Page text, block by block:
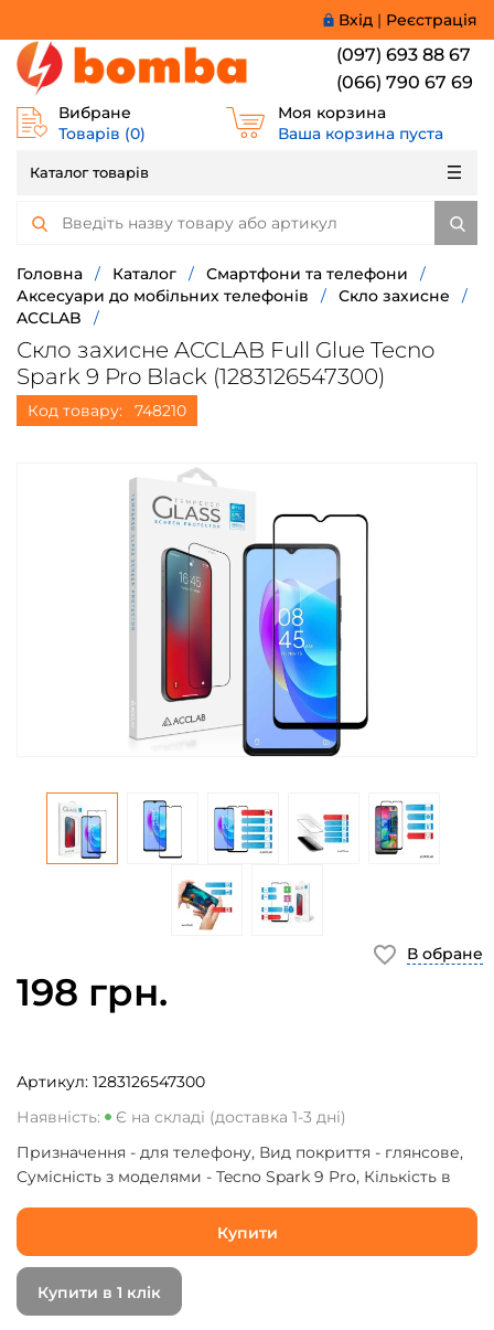
Вхід | Реєстрація
(097) 693 88 67
(066) 790 67 69
Вибране
Товарів (0)
Моя корзина
Ваша корзина пуста
Каталог товарів
Головна / Каталог / Смартфони та телефони
/
Аксесуари до мобільних телефонів
/ Скло захисне
/
ACCLAB
/
Скло захисне ACCLAB Full Glue Tecno
Spark 9 Pro Black (1283126547300)
Код товару: 748210
198 грн.
Артикул: 1283126547300
Наявність:
Є на складі (доставка 1-3 дні)
Призначення - для телефону, Вид покриття - глянсове,
Сумісність з моделями - Tecno Spark 9 Pro, Кількість в
Купити
Купити в 1 клік
В обране